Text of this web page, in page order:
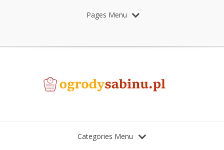
Pages Menu
Categories Menu